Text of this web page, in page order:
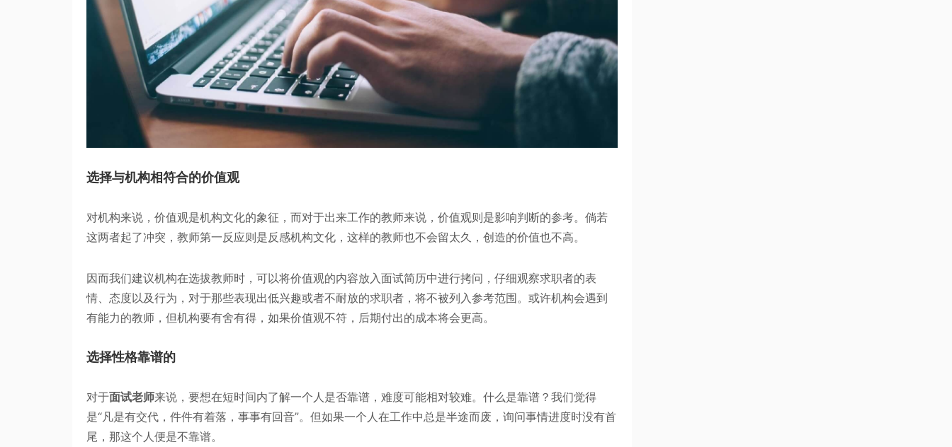
选择与机构相符合的价值观
对机构来说，价值观是机构文化的象征，而对于出来工作的教师来说，价值观则是影响判断的参考。倘若
这两者起了冲突，教师第一反应则是反感机构文化，这样的教师也不会留太久，创造的价值也不高。
因而我们建议机构在选拔教师时，可以将价值观的内容放入面试简历中进行拷问，仔细观察求职者的表
情、态度以及行为，对于那些表现出低兴趣或者不耐放的求职者，将不被列入参考范围。或许机构会遇到
有能力的教师，但机构要有舍有得，如果价值观不符，后期付出的成本将会更高。
选择性格靠谱的
对于面试老师来说，要想在短时间内了解一个人是否靠谱，难度可能相对较难。什么是靠谱？我们觉得
是“凡是有交代，件件有着落，事事有回音”。但如果一个人在工作中总是半途而废，询问事情进度时没有首
尾，那这个人便是不靠谱。